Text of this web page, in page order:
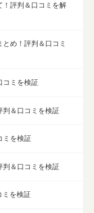
！評判＆口コミを解
め！評判＆口コミ
コミを検証
判＆口コミを検証
ミを検証
判＆口コミを検証
ミを検証